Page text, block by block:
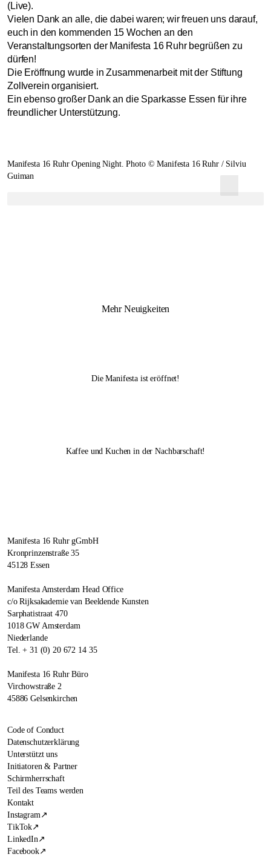
(Live).
Vielen Dank an alle, die dabei waren; wir freuen uns darauf,
euch in den kommenden 15 Wochen an den
Veranstaltungsorten der Manifesta 16 Ruhr begrüßen zu
dürfen!
Die Eröffnung wurde in Zusammenarbeit mit der Stiftung
Zollverein organisiert.
Ein ebenso großer Dank an die Sparkasse Essen für ihre
freundlicher Unterstützung.
Manifesta 16 Ruhr Opening Night. Photo © Manifesta 16 Ruhr / Silviu
Guiman
Mehr Neuigkeiten
Die Manifesta ist eröffnet!
Kaffee und Kuchen in der Nachbarschaft!
Manifesta 16 Ruhr gGmbH
Kronprinzenstraße 35
45128 Essen
Manifesta Amsterdam Head Office
c/o Rijksakademie van Beeldende Kunsten
Sarphatistraat 470
1018 GW Amsterdam
Niederlande
Tel. + 31 (0) 20 672 14 35
Manifesta 16 Ruhr Büro
Virchowstraße 2
45886 Gelsenkirchen
Code of Conduct
Datenschutzerklärung
Unterstützt uns
Initiatoren & Partner
Schirmherrschaft
Teil des Teams werden
Kontakt
Instagram↗
TikTok↗
LinkedIn↗
Facebook↗